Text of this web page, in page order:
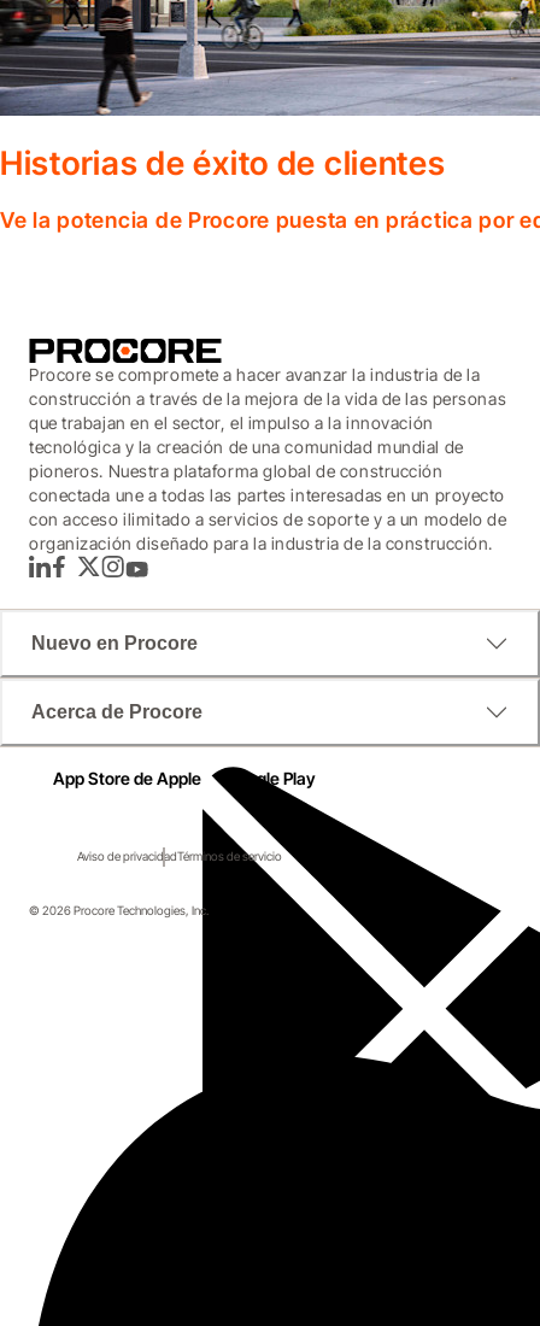
Historias de éxito de clientes
Ve la potencia de Procore puesta en práctica por
Procore se compromete a hacer avanzar la industria de la
construcción a través de la mejora de la vida de las personas
que trabajan en el sector, el impulso a la innovación
tecnológica y la creación de una comunidad mundial de
pioneros. Nuestra plataforma global de construcción
conectada une a todas las partes interesadas en un proyecto
con acceso ilimitado a servicios de soporte y a un modelo de
organización diseñado para la industria de la construcción.
LinkedInFacebook
TwitterInstagram
YouTube
Nuevo en Procore
Acerca de Procore
App Store de Apple Google Play
Aviso de privacidadTérminos de servicio
© 2026 Procore Technologies, Inc.